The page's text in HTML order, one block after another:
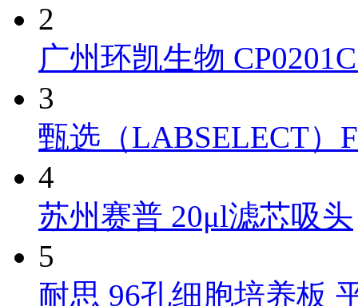
2
广州环凯生物
3
甄选（LABSELECT）
4
苏州赛普 20μl滤芯吸头
5
耐思 96孔细胞培养板